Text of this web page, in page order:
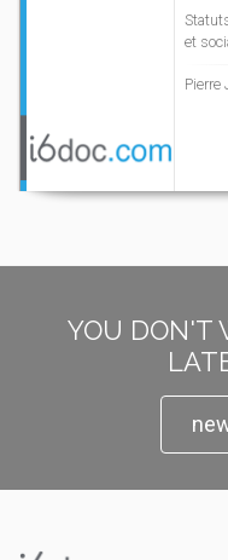
et
Pierre
YOU DON'T